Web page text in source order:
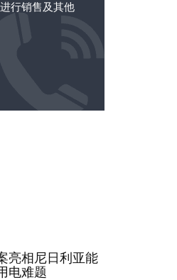
行销售及其他
亮相尼日利亚能
电难题